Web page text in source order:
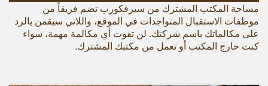
مساحة المكتب المشترك من سيرفكورب تضم فريقاً من
موظفات الاستقبال المتواجدات في الموقع، واللاتي سيقمن بالرد
على مكالماتك باسم شركتك. لن تفوت أي مكالمة مهمة، سواء
كنت خارج المكتب أو تعمل من مكتبك المشترك.